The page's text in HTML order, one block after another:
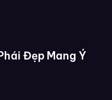
Đẹp Mang Ý